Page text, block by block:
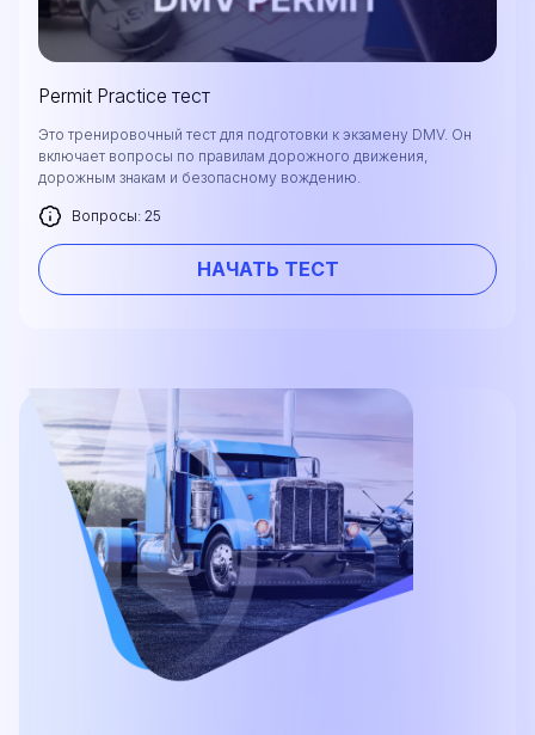
Permit Practice тест
Это тренировочный тест для подготовки к экзамену DMV. Он
включает вопросы по правилам дорожного движения,
дорожным знакам и безопасному вождению.
Вопросы: 25
НАЧАТЬ ТЕСТ